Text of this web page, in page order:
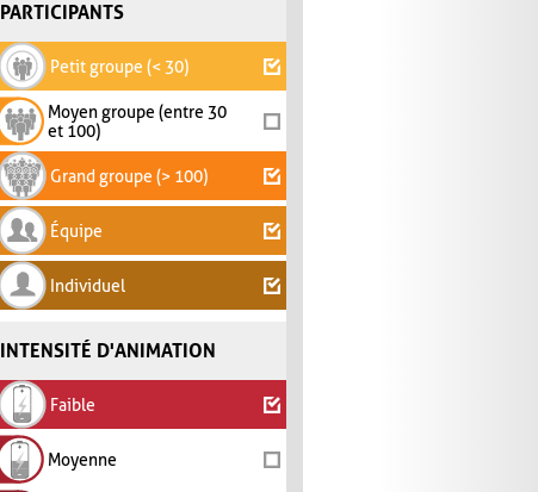
PARTICIPANTS
Petit groupe (< 30)
Moyen groupe (entre 30
et 100)
Grand groupe (> 100)
Équipe
Individuel
INTENSITÉ D'ANIMATION
Faible
Moyenne